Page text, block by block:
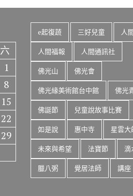
六
1
8
15
22
29
e起復蔬 三好兒童 人
人間福報 人間通訊社
佛光山 佛光會
佛光緣美術館台中館 佛光
佛誕節 兒童說故事比賽
如是說 惠中寺 星雲大
未來與希望 法寶節 滴
臘八粥 覺居法師 講座